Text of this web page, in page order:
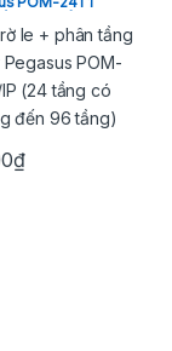
có thể mở rộng
₫